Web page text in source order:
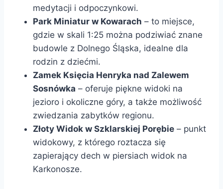
medytacji i odpoczynkowi.
Park Miniatur w Kowarach – to miejsce,
gdzie w skali 1:25 można podziwiać znane
budowle z Dolnego Śląska, idealne dla
rodzin z dziećmi.
Zamek Księcia Henryka nad Zalewem
Sosnówka – oferuje piękne widoki na
jezioro i okoliczne góry, a także możliwość
zwiedzania zabytków regionu.
Złoty Widok w Szklarskiej Porębie – punkt
widokowy, z którego roztacza się
zapierający dech w piersiach widok na
Karkonosze.